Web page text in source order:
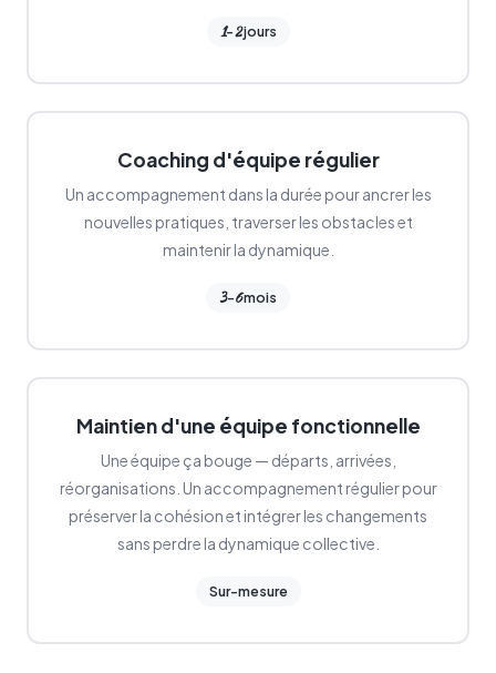
1-2jours
Coaching d'équipe régulier
Un accompagnement dans la durée pour ancrer les
nouvelles pratiques, traverser les obstacles et
maintenir la dynamique.
3-6mois
Maintien d'une équipe fonctionnelle
Une équipe ça bouge — départs, arrivées,
réorganisations. Un accompagnement régulier pour
préserver la cohésion et intégrer les changements
sans perdre la dynamique collective.
Sur-mesure